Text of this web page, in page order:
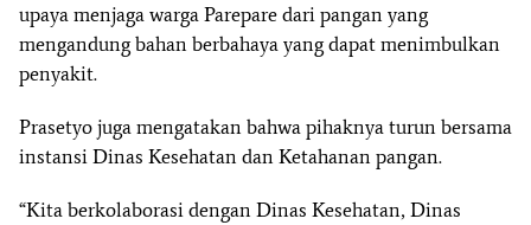
upaya menjaga warga Parepare dari pangan yang
mengandung bahan berbahaya yang dapat menimbulkan
penyakit.
Prasetyo juga mengatakan bahwa pihaknya turun bersama
instansi Dinas Kesehatan dan Ketahanan pangan.
“Kita berkolaborasi dengan Dinas Kesehatan, Dinas